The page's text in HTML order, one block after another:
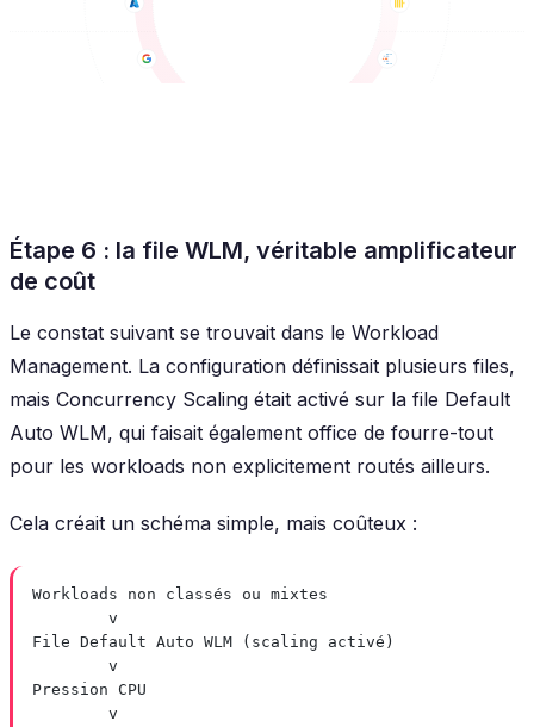
Étape 6 : la file WLM, véritable amplificateur
de coût
Le constat suivant se trouvait dans le Workload
Management. La configuration définissait plusieurs files,
mais Concurrency Scaling était activé sur la file Default
Auto WLM, qui faisait également office de fourre-tout
pour les workloads non explicitement routés ailleurs.
Cela créait un schéma simple, mais coûteux :
Workloads non classés ou mixtes
v
File Default Auto WLM (scaling activé)
v
Pression CPU
v